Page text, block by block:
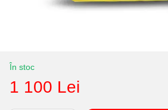
În stoc
1 100 Lei